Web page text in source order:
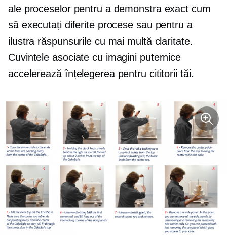
ale proceselor pentru a demonstra exact cum
să executați diferite procese sau pentru a
ilustra răspunsurile cu mai multă claritate.
Cuvintele asociate cu imagini puternice
accelerează înțelegerea pentru cititorii tăi.